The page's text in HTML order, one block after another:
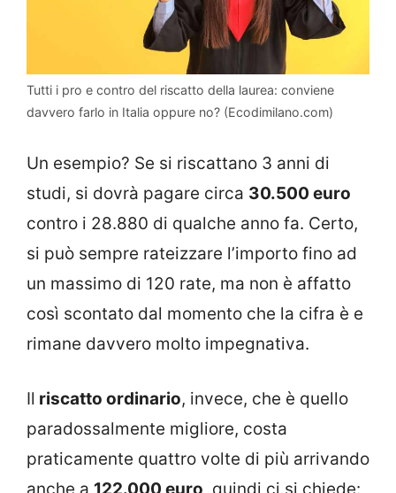
Tutti i pro e contro del riscatto della laurea: conviene
davvero farlo in Italia oppure no? (Ecodimilano.com)
Un esempio? Se si riscattano 3 anni di
studi, si dovrà pagare circa 30.500 euro
contro i 28.880 di qualche anno fa. Certo,
si può sempre rateizzare l’importo fino ad
un massimo di 120 rate, ma non è affatto
così scontato dal momento che la cifra è e
rimane davvero molto impegnativa.
Il riscatto ordinario, invece, che è quello
paradossalmente migliore, costa
praticamente quattro volte di più arrivando